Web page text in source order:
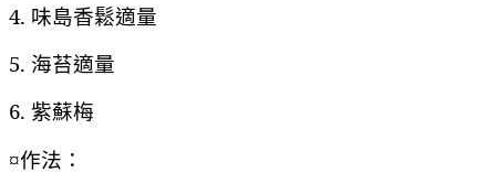
4. 味島香鬆適量
5. 海苔適量
6. 紫蘇梅
¤作法：